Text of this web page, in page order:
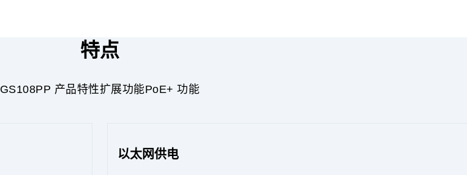
特点
GS108PP 产品特性扩展功能PoE+ 功能
以太网供电